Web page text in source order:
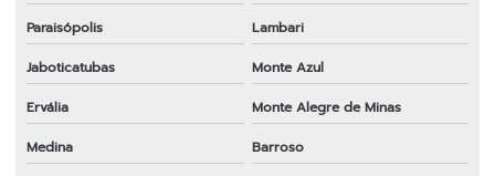
Paraisópolis
Lambari
Jaboticatubas
Monte Azul
Ervália
Monte Alegre de Minas
Medina
Barroso